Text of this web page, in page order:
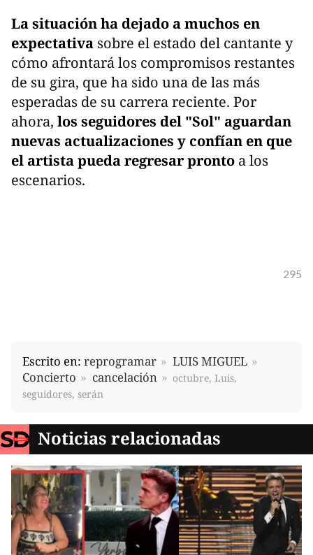
La situación ha dejado a muchos en
expectativa sobre el estado del cantante y
cómo afrontará los compromisos restantes
de su gira, que ha sido una de las más
esperadas de su carrera reciente. Por
ahora, los seguidores del "Sol" aguardan
nuevas actualizaciones y confían en que
el artista pueda regresar pronto a los
escenarios.
295
Escrito en: reprogramar
LUIS MIGUEL
Concierto
cancelación
octubre, Luis,
seguidores, serán
Noticias relacionadas